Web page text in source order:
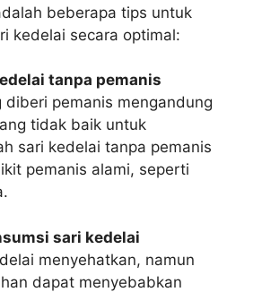
beberapa tips untuk
kedelai secara optimal:
tanpa pemanis
diberi pemanis mengandung
tidak baik untuk
sari kedelai tanpa pemanis
pemanis alami, seperti
sari kedelai
menyehatkan, namun
dapat menyebabkan